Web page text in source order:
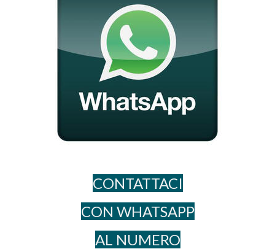
CONTATTACI
CON WHATSAPP
AL NUME​RO